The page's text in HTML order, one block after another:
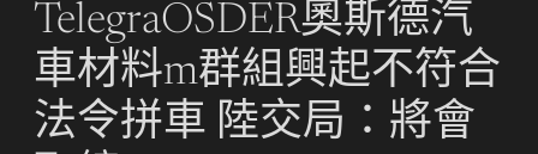
TelegraOSDER奧斯德汽
車材料m群組興起不符合
法令拼車 陸交局：將會